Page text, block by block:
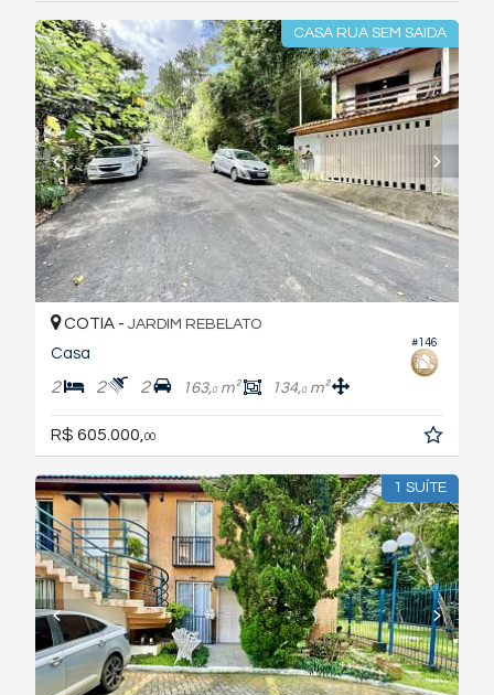
CASA RUA SEM SAIDA
#146
COTIA - JARDIM REBELATO
Casa
2 2 2 163,0m² 134,0m²
R$ 605.000, 00
1 SUÍTE